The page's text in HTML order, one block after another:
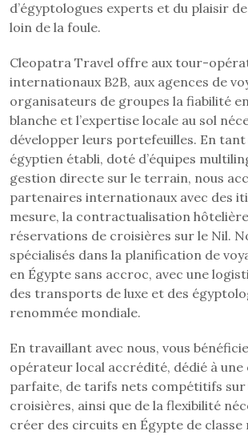
d’égyptologues experts et du plaisir
loin de la foule.
Cleopatra Travel offre aux tour-
internationaux B2B, aux agences de
organisateurs de groupes la fiabilité
blanche et l’expertise locale au sol
développer leurs portefeuilles. En tant
égyptien établi, doté d’équipes
gestion directe sur le terrain, nous
partenaires internationaux avec des
mesure, la contractualisation
réservations de croisières sur le Nil.
spécialisés dans la planification de
en Égypte sans accroc, avec une
des transports de luxe et des
renommée mondiale.
En travaillant avec nous, vous
opérateur local accrédité, dédié à une
parfaite, de tarifs nets compétitifs sur
croisières, ainsi que de la flexibilité
créer des circuits en Égypte de classe